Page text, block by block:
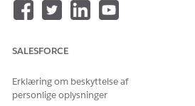
Forbered dine eksterne data
Eksterne data, der indeholder dit
for at forudsige CO2-emissioner fra
Synkroniser eksterne data med
SALESFORCE
Erklæring om beskyttelse af
personlige oplysninger